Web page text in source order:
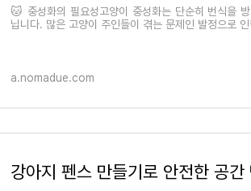
🐱 중성화의 필요성고양이 중성화는 단순히 번식을
닙니다. 많은 고양이 주인들이 겪는 문제인 발정으로
a.nomadue.com
강아지 펜스 만들기로 안전한 공간